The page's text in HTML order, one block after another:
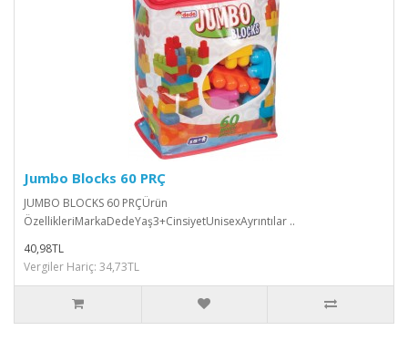
Jumbo Blocks 60 PRÇ
JUMBO BLOCKS 60 PRÇÜrün
ÖzellikleriMarkaDedeYaş3+CinsiyetUnisexAyrıntılar ..
40,98TL
Vergiler Hariç: 34,73TL